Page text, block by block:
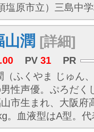
塩原市立）三島中
山潤 [詳細]
PV 31
PR
（ふくやま じゅん
男性声優。ぷろだく
市生まれ、大阪府
。血液型はA型。